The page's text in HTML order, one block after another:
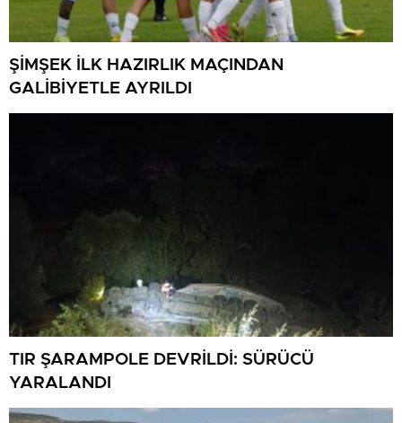
ŞİMŞEK İLK HAZIRLIK MAÇINDAN
GALİBİYETLE AYRILDI
TIR ŞARAMPOLE DEVRİLDİ: SÜRÜCÜ
YARALANDI